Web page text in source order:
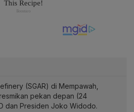
(SGAR) di Mempawah,
pekan depan (24
dan Presiden Joko Widodo.